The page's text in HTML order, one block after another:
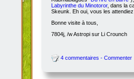
Labyrinthe du Minotoror, dans la
Skeunk. Eh oui, vous les
Bonne visite à tous,
7804j, /w Astropi sur Li Crounch
4 commentaires - Commenter